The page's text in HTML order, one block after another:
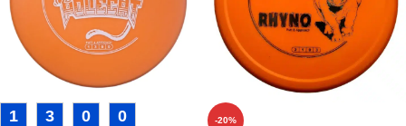
1 3 0 0 -20%